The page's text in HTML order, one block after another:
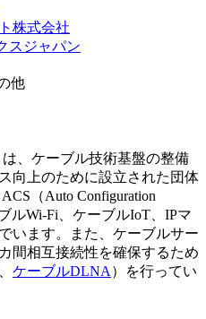
株式会社
スジャパン
他
、ケーブル技術基盤の整備
向上のために設立された団体
（Auto Configuration
ルWi-Fi、ケーブルIoT、IPマ
います。また、ケーブルサー
間相互接続性を確保するため
ケーブルDLNA ）を行ってい